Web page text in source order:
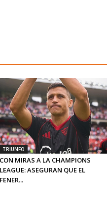
TRIUNFO
CON MIRAS A LA CHAMPIONS
LEAGUE: ASEGURAN QUE EL
FENER...